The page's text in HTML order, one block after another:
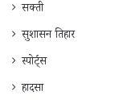
सक्ती
सुशासन तिहार
स्पोर्ट्स
हादसा